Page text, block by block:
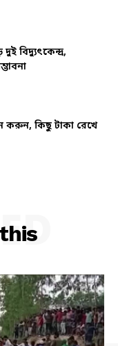
বিদ্যুৎকেন্দ্র,
করুন, কিছু টাকা রেখে